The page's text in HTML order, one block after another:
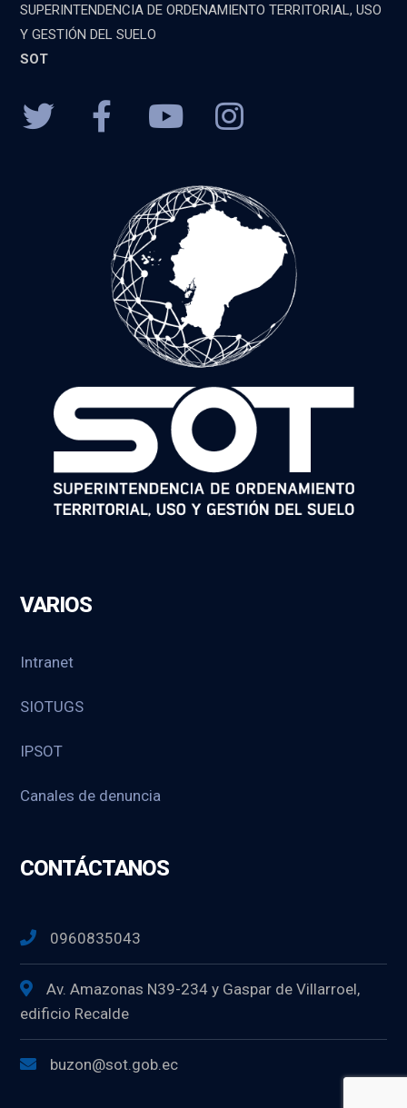
SUPERINTENDENCIA DE ORDENAMIENTO TERRITORIAL, USO
Y GESTIÓN DEL SUELO
SOT
VARIOS
Intranet
SIOTUGS
IPSOT
Canales de denuncia
CONTÁCTANOS
0960835043
Av. Amazonas N39-234 y Gaspar de Villarroel,
edificio Recalde
buzon@sot.gob.ec